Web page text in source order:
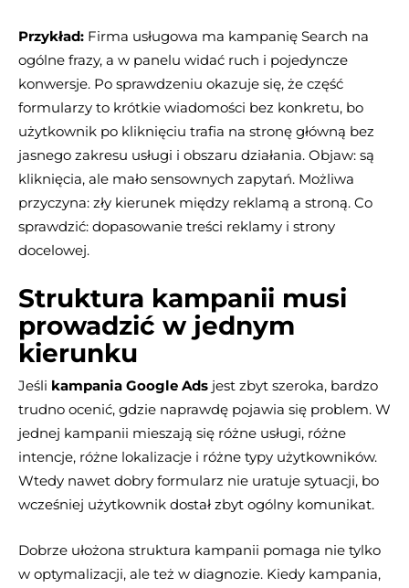
Przykład: Firma usługowa ma kampanię Search na
ogólne frazy, a w panelu widać ruch i pojedyncze
konwersje. Po sprawdzeniu okazuje się, że część
formularzy to krótkie wiadomości bez konkretu, bo
użytkownik po kliknięciu trafia na stronę główną bez
jasnego zakresu usługi i obszaru działania. Objaw: są
kliknięcia, ale mało sensownych zapytań. Możliwa
przyczyna: zły kierunek między reklamą a stroną. Co
sprawdzić: dopasowanie treści reklamy i strony
docelowej.
Struktura kampanii musi
prowadzić w jednym
kierunku
Jeśli kampania Google Ads jest zbyt szeroka, bardzo
trudno ocenić, gdzie naprawdę pojawia się problem. W
jednej kampanii mieszają się różne usługi, różne
intencje, różne lokalizacje i różne typy użytkowników.
Wtedy nawet dobry formularz nie uratuje sytuacji, bo
wcześniej użytkownik dostał zbyt ogólny komunikat.
Dobrze ułożona struktura kampanii pomaga nie tylko
w optymalizacji, ale też w diagnozie. Kiedy kampania,